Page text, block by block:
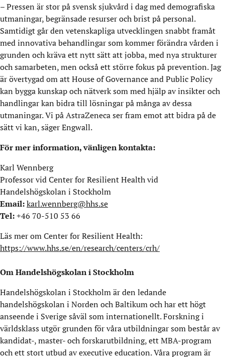
– Pressen är stor på svensk sjukvård i dag med demografiska
utmaningar, begränsade resurser och brist på personal.
Samtidigt går den vetenskapliga utvecklingen snabbt framåt
med innovativa behandlingar som kommer förändra vården i
grunden och kräva ett nytt sätt att jobba, med nya strukturer
och samarbeten, men också ett större fokus på prevention. Jag
är övertygad om att House of Governance and Public Policy
kan bygga kunskap och nätverk som med hjälp av insikter och
handlingar kan bidra till lösningar på många av dessa
utmaningar. Vi på AstraZeneca ser fram emot att bidra på de
sätt vi kan, säger Engwall.
För mer information, vänligen kontakta:
Karl Wennberg
Professor vid Center for Resilient Health vid
Handelshögskolan i Stockholm
Email:karl.wennberg@hhs.se
Tel:+46 70-510 53 66
Läs mer om Center for Resilient Health:
https://www.hhs.se/en/research/centers/crh/
Om Handelshögskolan i Stockholm
Handelshögskolan i Stockholm är den ledande
handelshögskolan i Norden och Baltikum och har ett högt
anseende i Sverige såväl som internationellt. Forskning i
världsklass utgör grunden för våra utbildningar som består av
kandidat-, master- och forskarutbildning, ett MBA-program
och ett stort utbud av executive education. Våra program är